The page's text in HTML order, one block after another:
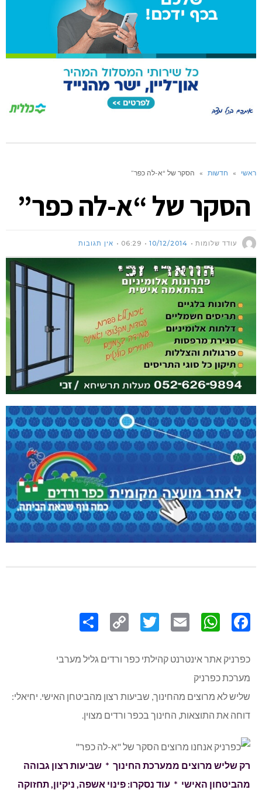
ראשי » חדשות » הסקר של “א-לה כפר”
הסקר של “א-לה כפר”
עודד שלומות 10/12/2014
06:29 אין תגובות
Link
כפרניק אתר אינטרנט קהילתי כפר ורדים גליל מערבי
מערכת כפרניק
שליש לא מרוצים מהחינוך, שביעות רצון מהביטחן האישי. יחיאלי:
דוחה את התוצאות, החינוך בכפר ורדים מצוין.
רק שליש מרוצים ממערכת החינוך * שביעות רצון גבוהה
מהביטחון האישי * עוד נסקרו: פינוי אשפה, ניקיון, תחזוקה